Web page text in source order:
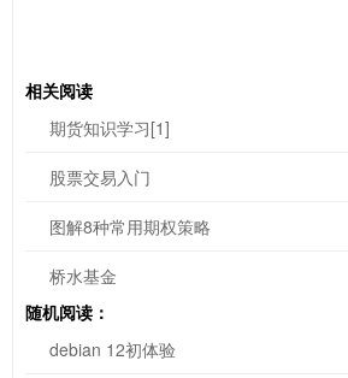
相关阅读
期货知识学习[1]
股票交易入门
图解8种常用期权策略
桥水基金
随机阅读：
debian 12初体验